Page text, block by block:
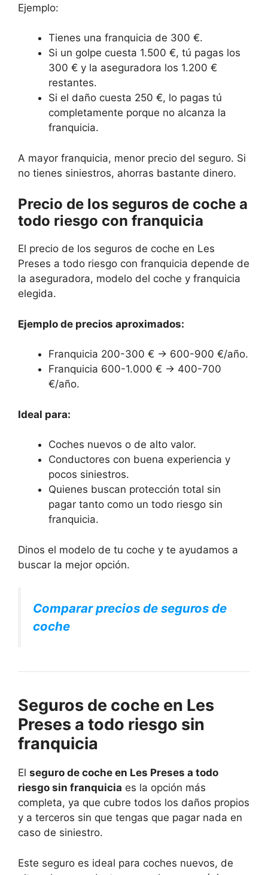
Ejemplo:
Tienes una franquicia de 300 €.
Si un golpe cuesta 1.500 €, tú pagas los
300 € y la aseguradora los 1.200 €
restantes.
Si el daño cuesta 250 €, lo pagas tú
completamente porque no alcanza la
franquicia.
A mayor franquicia, menor precio del seguro. Si
no tienes siniestros, ahorras bastante dinero.
Precio de los seguros de coche a
todo riesgo con franquicia
El precio de los seguros de coche en Les
Preses a todo riesgo con franquicia depende de
la aseguradora, modelo del coche y franquicia
elegida.
Ejemplo de precios aproximados:
Franquicia 200-300 € → 600-900 €/año.
Franquicia 600-1.000 € → 400-700
€/año.
Ideal para:
Coches nuevos o de alto valor.
Conductores con buena experiencia y
pocos siniestros.
Quienes buscan protección total sin
pagar tanto como un todo riesgo sin
franquicia.
Dinos el modelo de tu coche y te ayudamos a
buscar la mejor opción.
Comparar precios de seguros de
coche
Seguros de coche en Les
Preses a todo riesgo sin
franquicia
El seguro de coche en Les Preses a todo
riesgo sin franquicia es la opción más
completa, ya que cubre todos los daños propios
y a terceros sin que tengas que pagar nada en
caso de siniestro.
Este seguro es ideal para coches nuevos, de